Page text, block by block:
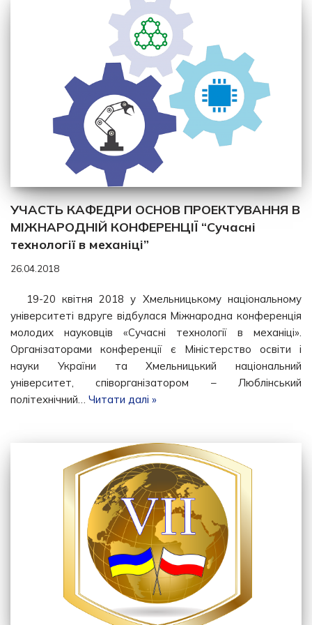
УЧАСТЬ КАФЕДРИ ОСНОВ ПРОЕКТУВАННЯ В
МІЖНАРОДНІЙ КОНФЕРЕНЦІЇ “Сучасні
технології в механіці”
26.04.2018
19-20 квітня 2018 у Хмельницькому національному
університеті вдруге відбулася Міжнародна конференція
молодих науковців «Сучасні технології в механіці».
Організаторами конференції є Міністерство освіти і
науки України та Хмельницький національний
університет, співорганізатором – Люблінський
політехнічний… Читати далі »